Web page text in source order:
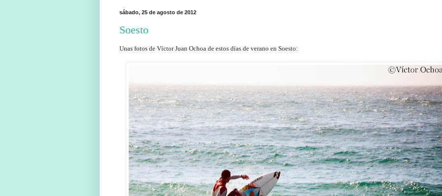
sábado, 25 de agosto de 2012
Soesto
Unas fotos de Víctor Juan Ochoa de estos días de verano en Soesto: